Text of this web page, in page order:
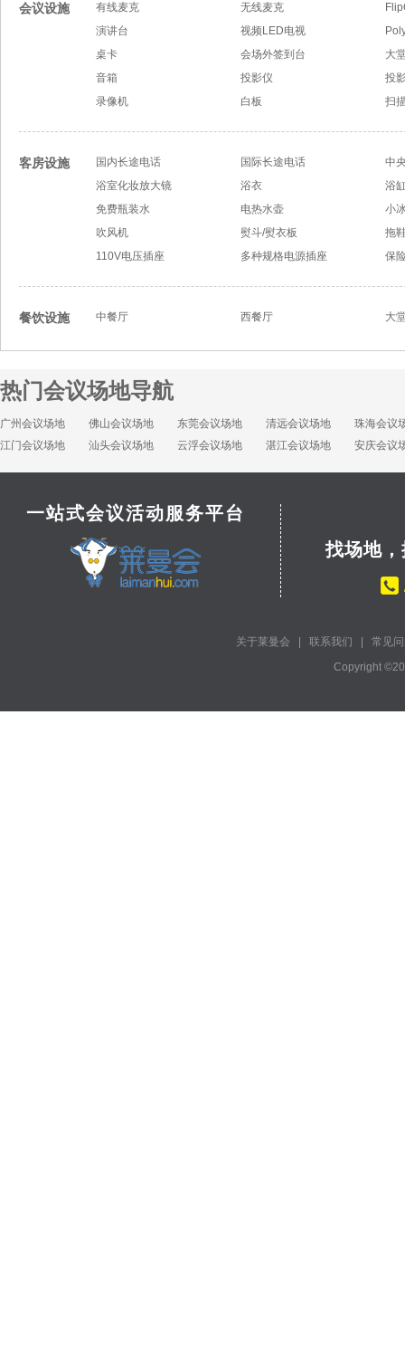
会议设施 有线麦克 无线麦克
演讲台
视频LED电视
桌卡
会场外签到台
大
音箱
投影仪
投
录像机
白板 扫
客房设施 国内长途电话 国际长途电话
中
浴室化妆放大镜
浴衣
浴
免费瓶装水
电热水壶
小
吹风机
熨斗/熨衣板
拖
110V电压插座
多种规格电源插座 保
餐饮设施 中餐厅 西餐厅 大
热门会议场地导航
广州会议场地 佛山会议场地 东莞会议场地 清远会议场地
珠海会议
江门会议场地
汕头会议场地 云浮会议场地 湛江会议场地 安庆会议
一站式会议活动服务平台
找场地
关于莱曼会 联系我们
常见
Copyright